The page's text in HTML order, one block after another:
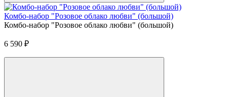
Комбо-набор "Розовое облако любви" (большой)
Комбо-набор "Розовое облако любви" (большой)
6 590 ₽